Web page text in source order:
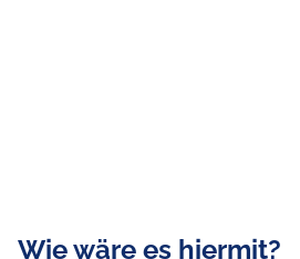
Wie wäre es hiermit?